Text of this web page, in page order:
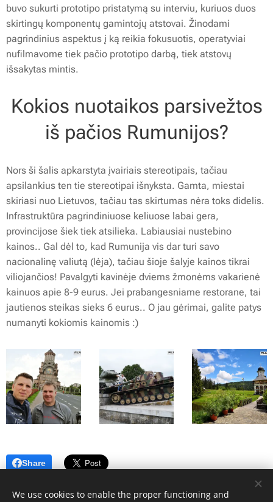
buvo sukurti prototipo pristatymą su interviu, kuriuos duos
skirtingų komponentų gamintojų atstovai. Žinodami
pagrindinius aspektus į ką reikia fokusuotis, operatyviai
nufilmavome tiek pačio prototipo darbą, tiek atstovų
išsakytas mintis.
Kokios nuotaikos parsivežtos
iš pačios Rumunijos?
Nors ši šalis apkarstyta įvairiais stereotipais, tačiau
apsilankius ten tie stereotipai išnyksta. Gamta, miestai
skiriasi nuo Lietuvos, tačiau tas skirtumas nėra toks didelis.
Infrastruktūra pagrindiniuose keliuose labai gera,
provincijose šiek tiek atsilieka. Labiausiai nustebino
kainos.. Gal dėl to, kad Rumunija vis dar turi savo
nacionalinę valiutą (lėja), tačiau šioje šalyje kainos tikrai
viliojančios! Pavalgyti kavinėje dviems žmonėms vakarienė
kainuos apie 8-9 eurus. Jei prabangesniame restorane, tai
jautienos steikas sieks 6 eurus.. O jau gėrimai, galite patys
numanyti kokiomis kainomis :)
Share
We use cookies to enable the proper functioning and